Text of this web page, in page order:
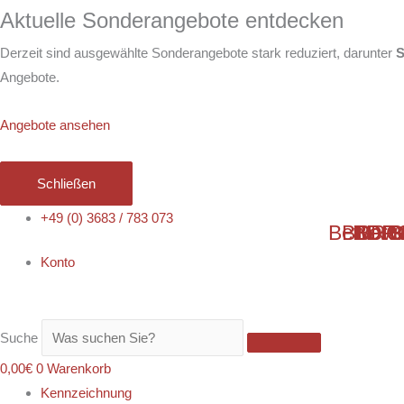
Aktuelle Sonderangebote entdecken
Derzeit sind ausgewählte Sonderangebote stark reduziert, darunter
Angebote.
Angebote ansehen
Schließen
Zum
springen
+49 (0) 3683 / 783 073
Konto
Suche
0,00€ 0 Warenkorb
Kennzeichnung
Preisspanne:
Trinkbechereinsätze